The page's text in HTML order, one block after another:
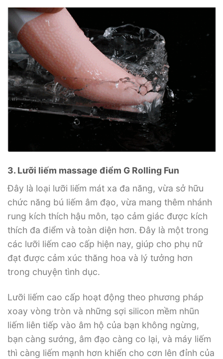
3. Lưỡi liếm massage điểm G Rolling Fun
Đây là loại lưỡi liếm mát xa đa năng, vừa sở hữu
chức năng bú liếm âm đạo, vừa mang thêm nhánh
rung kích thích hậu môn, tạo cảm giác được kích
thích đa điểm và toàn diện hơn. Đây là một trong
các lưỡi liếm cao cấp hiện nay, giúp cho phụ nữ
đạt được cảm xúc thăng hoa và lý tưởng hơn
trong chuyện tình dục.
Lưỡi liếm cao cấp hoạt động theo phương pháp
xoay vòng tròn và những sợi silicon mềm nhũn
liếm liên tiếp vào âm hộ của bạn không ngừng,
bạn càng sướng, âm đạo càng co lại, và máy liếm
thì càng liếm mạnh hơn khiến cho cơn lên đỉnh của